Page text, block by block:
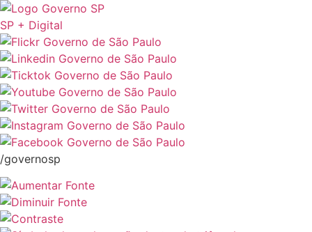
SP + Digital
/governosp